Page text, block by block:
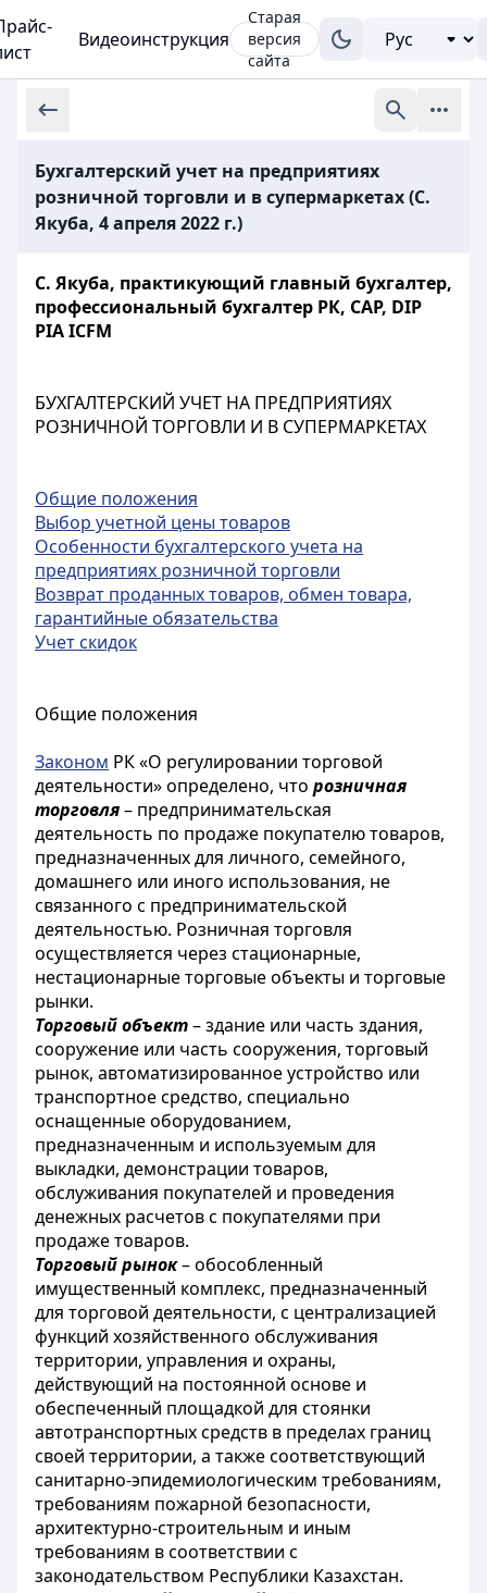
Видеоинструкция
Старая
версия
сайта
Бухгалтерский учет на предприятиях
розничной торговли и в супермаркетах (С.
Якуба, 4 апреля 2022 г.)
С. Якуба, практикующий главный бухгалтер,
профессиональный бухгалтер РК, CAP, DIP
PIA ICFM
БУХГАЛТЕРСКИЙ УЧЕТ НА ПРЕДПРИЯТИЯХ
РОЗНИЧНОЙ ТОРГОВЛИ И В СУПЕРМАРКЕТАХ
Общие положения
Выбор учетной цены товаров
Особенности бухгалтерского учета на
предприятиях розничной торговли
Возврат проданных товаров, обмен товара,
гарантийные обязательства
Учет скидок
Общие положения
Законом РК «О регулировании торговой
деятельности» определено, что розничная
торговля– предпринимательская
деятельность по продаже покупателю товаров,
предназначенных для личного, семейного,
домашнего или иного использования, не
связанного с предпринимательской
деятельностью. Розничная торговля
осуществляется через стационарные,
нестационарные торговые объекты и торговые
рынки.
Торговый объект– здание или часть здания,
сооружение или часть сооружения, торговый
рынок, автоматизированное устройство или
транспортное средство, специально
оснащенные оборудованием,
предназначенным и используемым для
выкладки, демонстрации товаров,
обслуживания покупателей и проведения
денежных расчетов с покупателями при
продаже товаров.
Торговый рынок– обособленный
имущественный комплекс, предназначенный
для торговой деятельности, с централизацией
функций хозяйственного обслуживания
территории, управления и охраны,
действующий на постоянной основе и
обеспеченный площадкой для стоянки
автотранспортных средств в пределах границ
своей территории, а также соответствующий
санитарно-эпидемиологическим требованиям,
требованиям пожарной безопасности,
архитектурно-строительным и иным
требованиям в соответствии с
законодательством Республики Казахстан.